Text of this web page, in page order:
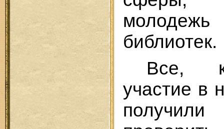
библиотек.
Все,
участие в